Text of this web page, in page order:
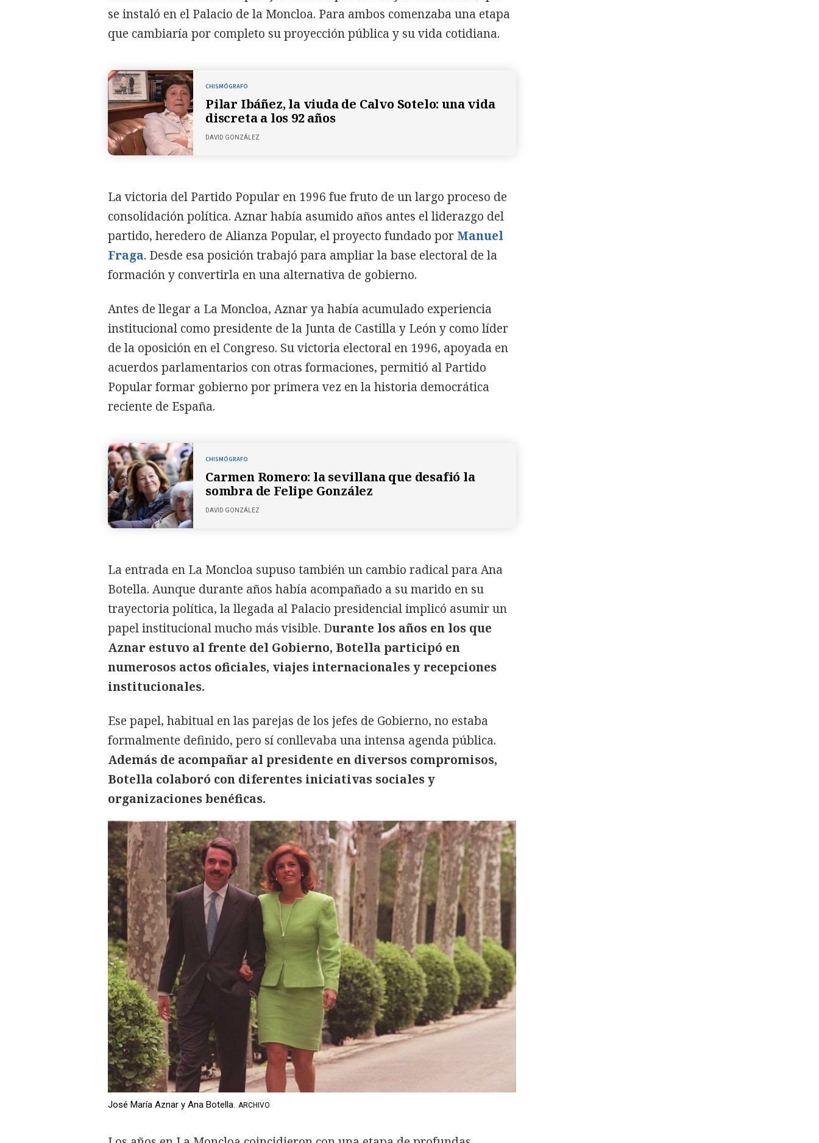
se instaló en el Palacio de la Moncloa. Para ambos comenzaba una etapa
que cambiaría por completo su proyección pública y su vida cotidiana.
CHISMÓGRAFO
Pilar Ibáñez, la viuda de Calvo Sotelo: una vida
discreta a los 92 años
DAVID GONZÁLEZ
La victoria del Partido Popular en 1996 fue fruto de un largo proceso de
consolidación política. Aznar había asumido años antes el liderazgo del
partido, heredero de Alianza Popular, el proyecto fundado por Manuel
Fraga. Desde esa posición trabajó para ampliar la base electoral de la
formación y convertirla en una alternativa de gobierno.
Antes de llegar a La Moncloa, Aznar ya había acumulado experiencia
institucional como presidente de la Junta de Castilla y León y como líder
de la oposición en el Congreso. Su victoria electoral en 1996, apoyada en
acuerdos parlamentarios con otras formaciones, permitió al Partido
Popular formar gobierno por primera vez en la historia democrática
reciente de España.
CHISMÓGRAFO
Carmen Romero: la sevillana que desafió la
sombra de Felipe González
DAVID GONZÁLEZ
La entrada en La Moncloa supuso también un cambio radical para Ana
Botella. Aunque durante años había acompañado a su marido en su
trayectoria política, la llegada al Palacio presidencial implicó asumir un
papel institucional mucho más visible. Durante los años en los que
Aznar estuvo al frente del Gobierno, Botella participó en
numerosos actos oficiales, viajes internacionales y recepciones
institucionales.
Ese papel, habitual en las parejas de los jefes de Gobierno, no estaba
formalmente definido, pero sí conllevaba una intensa agenda pública.
Además de acompañar al presidente en diversos compromisos,
Botella colaboró con diferentes iniciativas sociales y
organizaciones benéficas.
José María Aznar y Ana Botella. ARCHIVO